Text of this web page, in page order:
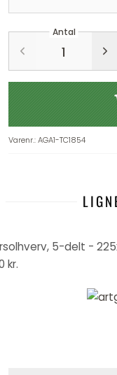
Antal
Varenr.:AGA1-TC1854
5-delt -
kr.